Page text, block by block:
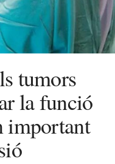
tumors
la funció
important